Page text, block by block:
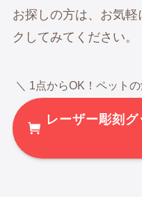
お探しの方は、お気
クしてみてください。
＼ 1点からOK！ペット
レーザー彫刻